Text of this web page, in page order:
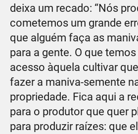
deixa um recado: “Nós
cometemos um grande
que alguém faça as
para a gente. O que
acesso àquela cultivar
fazer a maniva-semente
propriedade. Fica aqui a
para o produtor que quer
para produzir raízes: que